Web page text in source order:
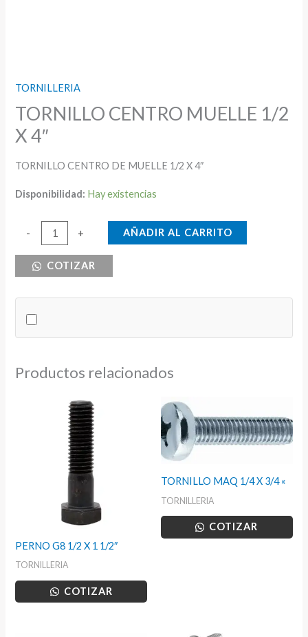
TORNILLERIA
TORNILLO CENTRO MUELLE 1/2
X 4″
TORNILLO CENTRO DE MUELLE 1/2 X 4″
Disponibilidad: Hay existencias
-
TORNILLO
CENTRO
MUELLE
cantidad
+ AÑADIR AL CARRITO
COTIZAR
Productos relacionados
PERNO G8 1/2 X 1 1/2″
TORNILLERIA
COTIZAR
TORNILLO MAQ 1/4 X 3/4 «
TORNILLERIA
COTIZAR